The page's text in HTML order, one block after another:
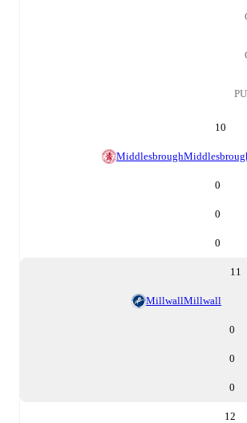
10
Middlesbrough
0
0
0
11
MillwallMillwall
0
0
0
12